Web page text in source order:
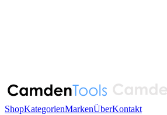
ShopKategorienMarkenÜberKontakt